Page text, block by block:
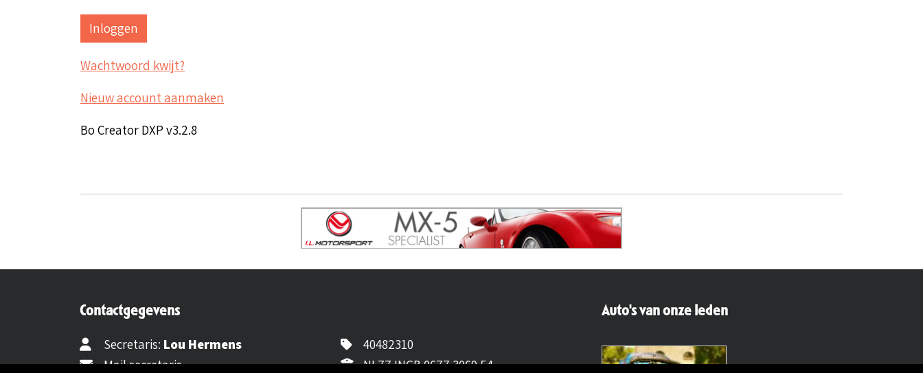
Wachtwoord kwijt?
Nieuw account aanmaken
Bo Creator DXP v3.2.8
Contactgegevens
Secretaris: Lou Hermens
Mail secretaris
40482310
NL77 INGB 0677 3069 54
Auto's van onze leden